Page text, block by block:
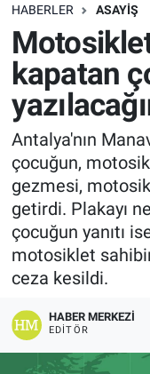
HABERLER ASAYIŞ
kapatan
Antalya'nın
çocuğun,
gezmesi,
getirdi. Plakayı
çocuğun yanıtı
motosiklet
ceza kesildi.
HABER MERKEZI
EDITÖR